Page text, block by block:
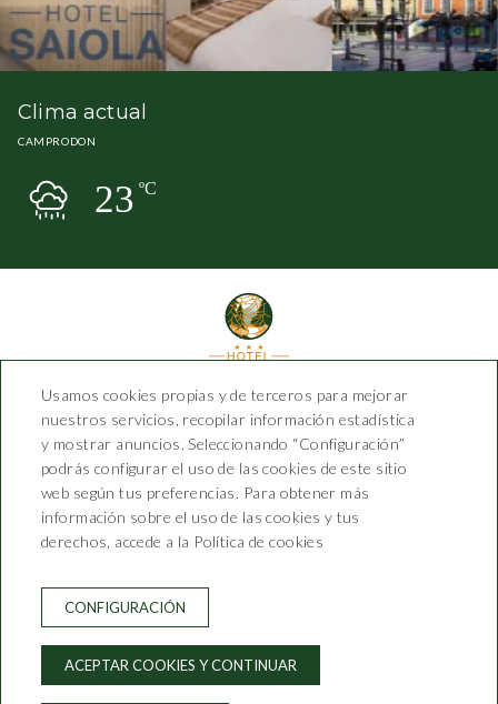
Clima actual
CAMPRODON
23ºC
Hotel Saiola
Carrer Josep Morer, 4
T. 972 74 0142 - 626 12 88 35
info@hotelsaiola.com
CONDICIONES DE RESERVA
AVISO LEGAL
POLÍTICA DE PRIVACIDAD
POLÍTICA DE COOKIES
Usamos cookies propias y de terceros para mejorar
nuestros servicios, recopilar información estadística
y mostrar anuncios. Seleccionando “Configuración”
podrás configurar el uso de las cookies de este sitio
web según tus preferencias. Para obtener más
información sobre el uso de las cookies y tus
derechos, accede a la Política de cookies
CONFIGURACIÓN
ACEPTAR COOKIES Y CONTINUAR